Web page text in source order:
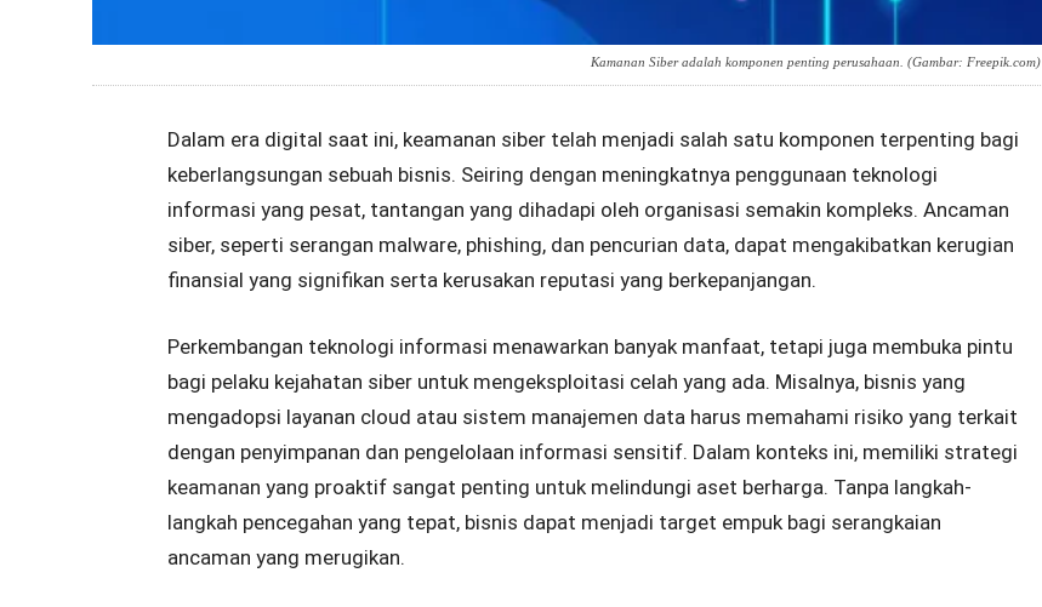
Kamanan Siber adalah komponen penting perusahaan. (Gambar: Freepik.com)
Dalam era digital saat ini, keamanan siber telah menjadi salah satu komponen terpenting bagi
keberlangsungan sebuah bisnis. Seiring dengan meningkatnya penggunaan teknologi
informasi yang pesat, tantangan yang dihadapi oleh organisasi semakin kompleks. Ancaman
siber, seperti serangan malware, phishing, dan pencurian data, dapat mengakibatkan kerugian
finansial yang signifikan serta kerusakan reputasi yang berkepanjangan.
Perkembangan teknologi informasi menawarkan banyak manfaat, tetapi juga membuka pintu
bagi pelaku kejahatan siber untuk mengeksploitasi celah yang ada. Misalnya, bisnis yang
mengadopsi layanan cloud atau sistem manajemen data harus memahami risiko yang terkait
dengan penyimpanan dan pengelolaan informasi sensitif. Dalam konteks ini, memiliki strategi
keamanan yang proaktif sangat penting untuk melindungi aset berharga. Tanpa langkah-
langkah pencegahan yang tepat, bisnis dapat menjadi target empuk bagi serangkaian
ancaman yang merugikan.